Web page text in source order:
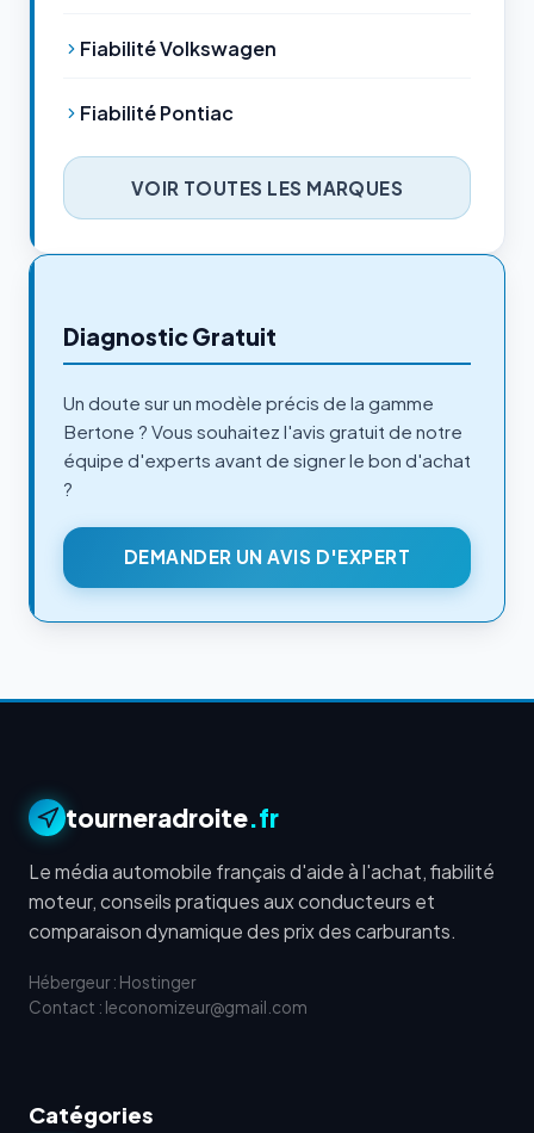
Fiabilité Volkswagen
Fiabilité Pontiac
VOIR TOUTES LES MARQUES
Diagnostic Gratuit
Un doute sur un modèle précis de la gamme
Bertone ? Vous souhaitez l'avis gratuit de notre
équipe d'experts avant de signer le bon d'achat
?
DEMANDER UN AVIS D'EXPERT
tourneradroite.fr
Le média automobile français d'aide à l'achat, fiabilité
moteur, conseils pratiques aux conducteurs et
comparaison dynamique des prix des carburants.
Hébergeur : Hostinger
Contact : leconomizeur@gmail.com
Catégories